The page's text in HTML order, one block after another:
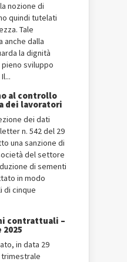
nozione di
quindi tutelati
Tale
anche dalla
la dignità
sviluppo
al controllo
dei lavoratori
dei dati
n. 542 del 29
una sanzione di
del settore
di sementi
in modo
di cinque
contrattuali –
in data 29
trimestrale